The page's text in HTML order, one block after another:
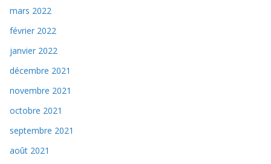
mars 2022
février 2022
janvier 2022
décembre 2021
novembre 2021
octobre 2021
septembre 2021
août 2021